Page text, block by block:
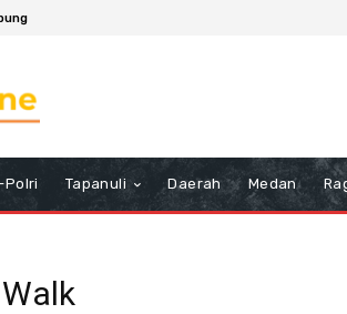
Polri Tapanuli Daerah Medan